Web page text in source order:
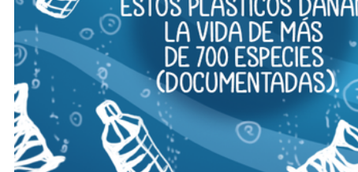
RECIBE NUESTRO BOLETÍN
SÍGUENOS